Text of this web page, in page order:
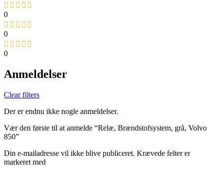
0
0
0
Anmeldelser
Clear filters
Der er endnu ikke nogle anmeldelser.
Vær den første til at anmelde “Relæ, Brændstofsystem, grå, Volvo
850”
Din e-mailadresse vil ikke blive publiceret. Krævede felter er
markeret med